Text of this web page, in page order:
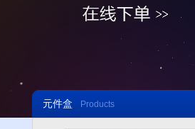
元件盒 Products